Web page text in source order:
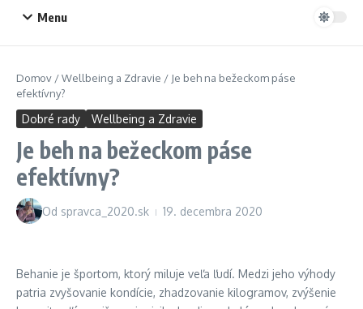
Menu
Domov /Wellbeing a Zdravie / Je beh na bežeckom páse
efektívny?
Dobré rady Wellbeing a Zdravie
Je beh na bežeckom páse
efektívny?
Od spravca_2020.sk 19. decembra 2020
Behanie je športom, ktorý miluje veľa ľudí. Medzi jeho výhody
patria zvyšovanie kondície, zhadzovanie kilogramov, zvýšenie